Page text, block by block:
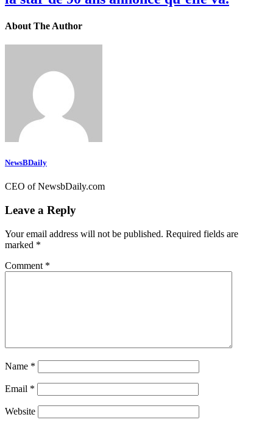
About The Author
NewsBDaily
CEO of NewsbDaily.com
Leave a Reply
Your email address will not be published. Required fields are
marked *
Comment *
Name *
Email *
Website